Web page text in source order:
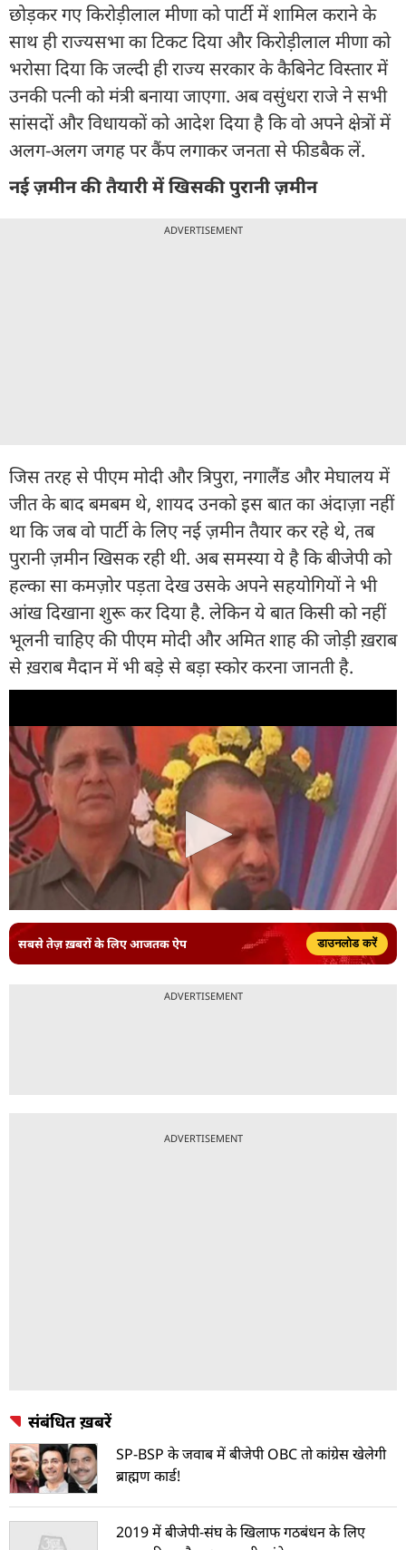
छोड़कर गए किरोड़ीलाल मीणा को पार्टी में शामिल कराने के
साथ ही राज्यसभा का टिकट दिया और किरोड़ीलाल मीणा को
भरोसा दिया कि जल्दी ही राज्य सरकार के कैबिनेट विस्तार में
उनकी पत्नी को मंत्री बनाया जाएगा. अब वसुंधरा राजे ने सभी
सांसदों और विधायकों को आदेश दिया है कि वो अपने क्षेत्रों में
अलग-अलग जगह पर कैंप लगाकर जनता से फीडबैक लें.
नई ज़मीन की तैयारी में खिसकी पुरानी ज़मीन
ADVERTISEMENT
जिस तरह से पीएम मोदी और त्रिपुरा, नगालैंड और मेघालय में
जीत के बाद बमबम थे, शायद उनको इस बात का अंदाज़ा नहीं
था कि जब वो पार्टी के लिए नई ज़मीन तैयार कर रहे थे, तब
पुरानी ज़मीन खिसक रही थी. अब समस्या ये है कि बीजेपी को
हल्का सा कमज़ोर पड़ता देख उसके अपने सहयोगियों ने भी
आंख दिखाना शुरू कर दिया है. लेकिन ये बात किसी को नहीं
भूलनी चाहिए की पीएम मोदी और अमित शाह की जोड़ी ख़राब
से ख़राब मैदान में भी बड़े से बड़ा स्कोर करना जानती है.
सबसे तेज़ ख़बरों के लिए आजतक ऐप डाउनलोड करें
ADVERTISEMENT
ADVERTISEMENT
संबंधित ख़बरें
SP-BSP के जवाब में बीजेपी OBC तो कांग्रेस खेलेगी
ब्राह्मण कार्ड!
2019 में बीजेपी-संघ के खिलाफ गठबंधन के लिए